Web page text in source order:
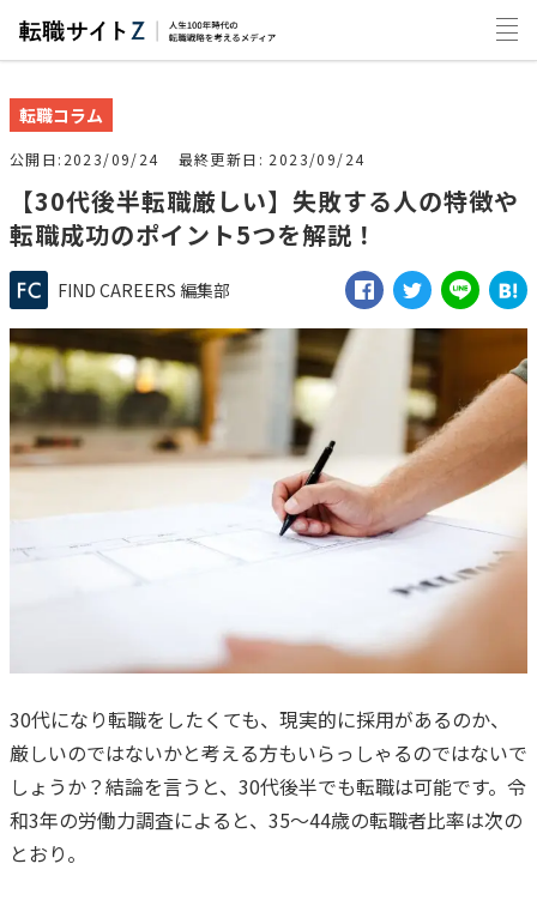
転職コラム
公開日 2023/09/24 最終更新日 2023/09/24
【30代後半転職厳しい】失敗する人の特徴や
転職成功のポイント5つを解説！
FIND CAREERS 編集部
30代になり転職をしたくても、現実的に採用があるのか、
厳しいのではないかと考える方もいらっしゃるのではないで
しょうか？結論を言うと、30代後半でも転職は可能です。 令
和3年の労働力調査によると、35～44歳の転職者比率は次の
とおり。